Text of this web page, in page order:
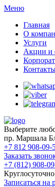
Меню
Главная
О
Услуги
Акции и
Выберите
пр. Маршала
+7 812 908-09-
Заказать
+7 (812) 908-
Круглосуточно
Записаться на